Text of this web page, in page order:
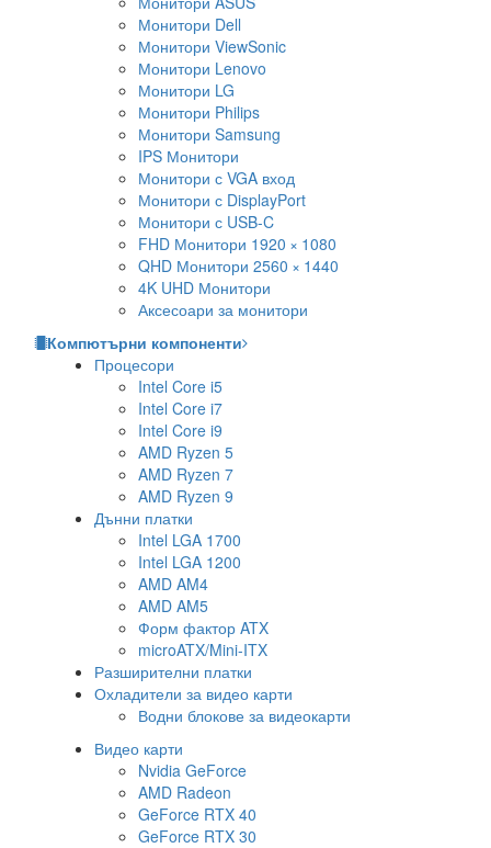
Монитори Dell
Монитори ViewSonic
Монитори Lenovo
Монитори LG
Монитори Philips
Монитори Samsung
IPS Монитори
Монитори с VGA вход
Монитори с DisplayPort
Монитори с USB-C
FHD Монитори 1920 × 1080
QHD Монитори 2560 × 1440
4K UHD Монитори
Аксесоари за монитори
Компютърни компоненти
Процесори
Intel Core i5
Intel Core i7
Intel Core i9
AMD Ryzen 5
AMD Ryzen 7
AMD Ryzen 9
Дънни платки
Intel LGA 1700
Intel LGA 1200
AMD AM4
AMD AM5
Форм фактор ATX
microATX/Mini-ITX
Разширителни платки
Охладители за видео карти
Водни блокове за видеокарти
Видео карти
Nvidia GeForce
AMD Radeon
GeForce RTX 40
GeForce RTX 30